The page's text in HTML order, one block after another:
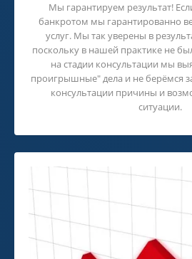
Мы гарантируем результат!
банкротом мы гарантированно
услуг. Мы так уверены в
поскольку в нашей практике не
на стадии консультации мы
проигрышные" дела и не берёмся
консультации причины и
ситуации.